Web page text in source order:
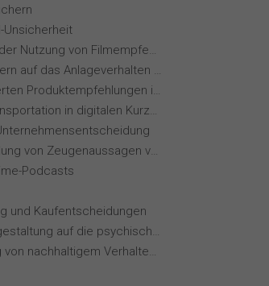
Unsicherheit
Menschliches Erleben bei der Nutzung von Filmempfehlungssystemen
Einfluss von Finanzinfluencern auf das Anlageverhalten der Gen Z⁠
Wahrnehmung von KI-basierten Produktempfehlungen in Mode-Online-Shops
Storytelling & Narrative Transportation in digitalen Kurzvideoformaten
Wahrnehmung und Beurteilung von Zeugenaussagen vor Gericht
Podcasts
und Kaufentscheidungen
Einfluss moderner Arbeitsgestaltung auf die psychische Gesundheit
Maßnahmen zur Förderung von nachhaltigem Verhalten von Hotelgästen